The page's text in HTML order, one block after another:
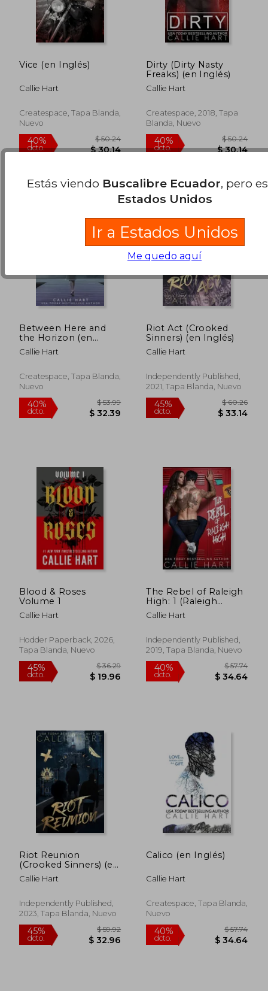
40%
dcto.
$ 48.96 40%
dcto.
40%
dcto.
$ 46.49 40%
dcto.
Vice (en Inglés)
Callie Hart
Createspace, Tapa Blanda,
Nuevo
Dirty (Dirty Nasty
Freaks) (en Inglés)
Callie Hart
Createspace, 2018, Tapa
Blanda, Nuevo
Between Here and
the Horizon (en
Inglés)
Callie Hart
Createspace, Tapa Blanda,
Nuevo
Riot Act (Crooked
Sinners) (en Inglés)
Callie Hart
Independently Published,
2021, Tapa Blanda, Nuevo
Blood & Roses
Volume 1
Callie Hart
Hodder Paperback, 2026,
Tapa Blanda, Nuevo
The Rebel of Raleigh
High: 1 (Raleigh
Rebels Series) (en
Inglés)
Callie Hart
Independently Published,
2019, Tapa Blanda, Nuevo
Riot Reunion
(Crooked Sinners) (en
Inglés)
Callie Hart
Independently Published,
2023, Tapa Blanda, Nuevo
Calico (en Inglés)
Callie Hart
Createspace, Tapa Blanda,
Nuevo
Estás viendo Buscalibre Ecuador, pero
Estados Unidos
Ir a Estados Unidos
Me quedo aquí